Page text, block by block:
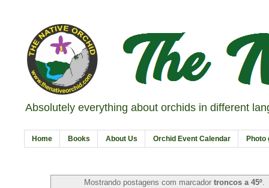
Absolutely everything about orchids in different
Home Books About Us Orchid Event Calendar Photo
Mostrando postagens com marcadortroncos a 45º.